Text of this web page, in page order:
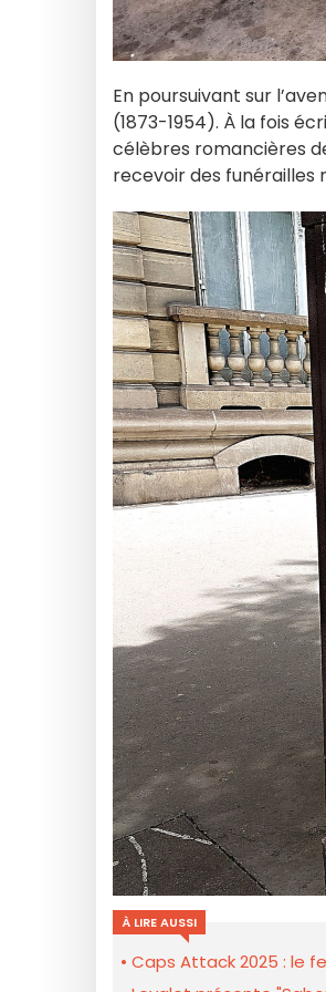
En poursuivant sur
(1873-1954). À la fois
célèbres romancières
recevoir des funérailles
À LIRE AUSSI
Caps Attack 2025 : le